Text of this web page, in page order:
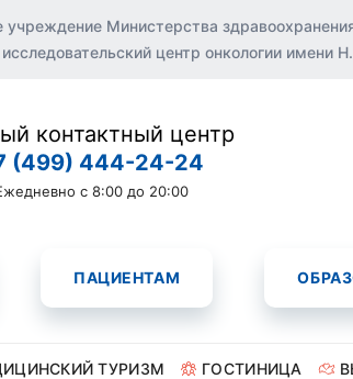
Министерства
центр онкологии имени
контактный центр
(499) 444-24-24
с 8:00 до 20:00
ПАЦИЕНТАМ
ТУРИЗМ ГОСТИНИЦА